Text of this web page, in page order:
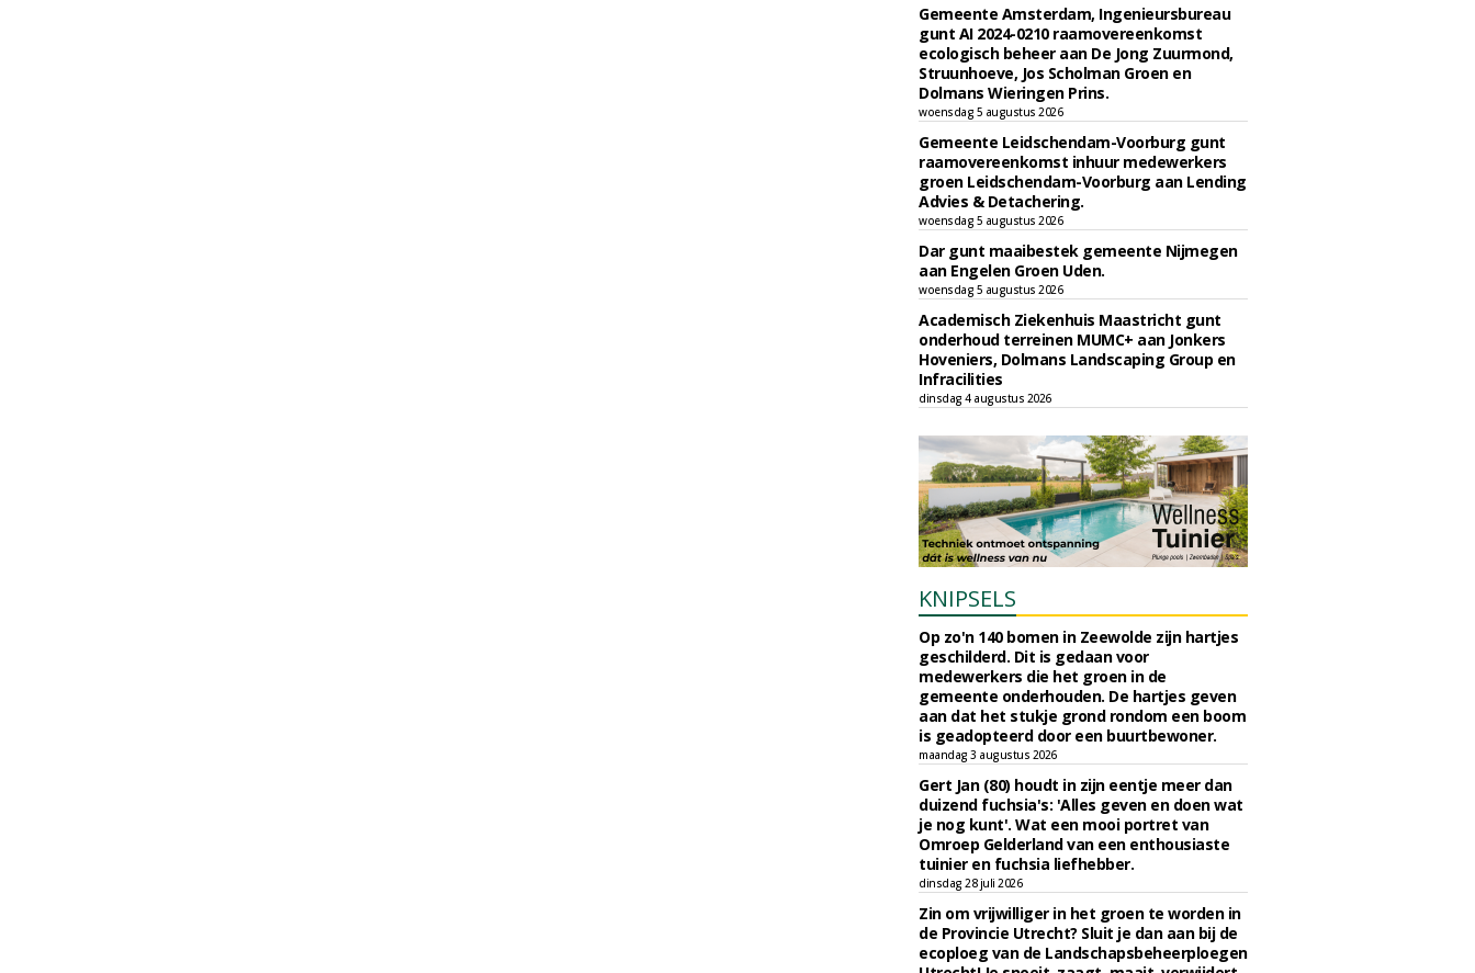
Gemeente Amsterdam, Ingenieursbureau
gunt AI 2024-0210 raamovereenkomst
ecologisch beheer aan De Jong Zuurmond,
Struunhoeve, Jos Scholman Groen en
Dolmans Wieringen Prins.
woensdag 5 augustus 2026
Gemeente Leidschendam-Voorburg gunt
raamovereenkomst inhuur medewerkers
groen Leidschendam-Voorburg aan Lending
Advies & Detachering.
woensdag 5 augustus 2026
Dar gunt maaibestek gemeente Nijmegen
aan Engelen Groen Uden.
woensdag 5 augustus 2026
Academisch Ziekenhuis Maastricht gunt
onderhoud terreinen MUMC+ aan Jonkers
Hoveniers, Dolmans Landscaping Group en
Infracilities
dinsdag 4 augustus 2026
KNIPSELS
Op zo'n 140 bomen in Zeewolde zijn hartjes
geschilderd. Dit is gedaan voor
medewerkers die het groen in de
gemeente onderhouden. De hartjes geven
aan dat het stukje grond rondom een boom
is geadopteerd door een buurtbewoner.
maandag 3 augustus 2026
Gert Jan (80) houdt in zijn eentje meer dan
duizend fuchsia's: 'Alles geven en doen wat
je nog kunt'. Wat een mooi portret van
Omroep Gelderland van een enthousiaste
tuinier en fuchsia liefhebber.
dinsdag 28 juli 2026
Zin om vrijwilliger in het groen te worden in
de Provincie Utrecht? Sluit je dan aan bij de
ecoploeg van de Landschapsbeheerploegen